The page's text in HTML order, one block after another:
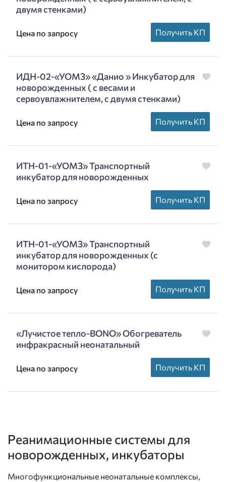
двумя стенками)
Цена по запросу Получить КП
ИДН-02-«УОМЗ» «Данио » Инкубатор для
новорожденных ( с весами и
сервоувлажнителем, с двумя стенками)
Цена по запросу Получить КП
ИТН-01-«УОМЗ» Транспортный
инкубатор для новорожденных
Цена по запросу Получить КП
ИТН-01-«УОМЗ» Транспортный
инкубатор для новорожденных (с
монитором кислорода)
Цена по запросу Получить КП
«Лучистое тепло-BONO» Обогреватель
инфракрасный неонатальный
Цена по запросу Получить КП
Реанимационные системы для
новорожденных, инкубаторы
Многофункциональные неонатальные комплексы,